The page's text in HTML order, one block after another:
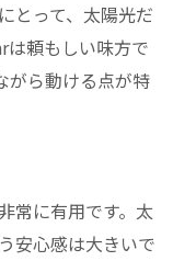
とって、太陽光だ
頼もしい味方で
がら動ける点が特
常に有用です。太
安心感は大きいで